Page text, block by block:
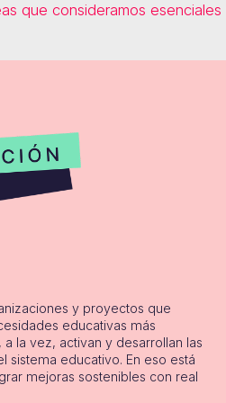
que consideramos
y proyectos que
educativas más
la vez, activan y desarrollan las
sistema educativo. En eso está
mejoras sostenibles con real